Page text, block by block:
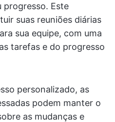
progresso. Este
suas reuniões diárias
sua equipe, com uma
tarefas e do progresso
personalizado, as
podem manter o
as mudanças e